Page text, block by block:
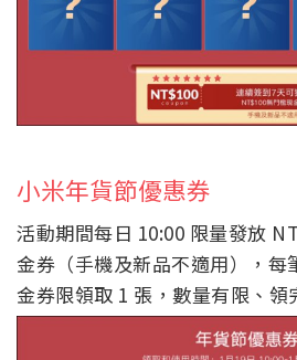
小米年貨節優惠券
活動期間每日 10:00 限量發放
金券（手機及新品不適用），每
金券限領取 1 張，數量有限、領